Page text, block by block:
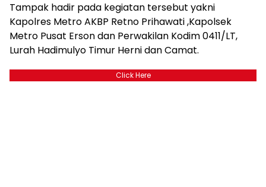
Tampak hadir pada kegiatan tersebut yakni
Kapolres Metro AKBP Retno Prihawati ,Kapolsek
Metro Pusat Erson dan Perwakilan Kodim 0411/LT,
Lurah Hadimulyo Timur Herni dan Camat.
Click Here